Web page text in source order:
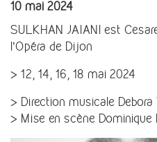
10 mai 2024
SULKHAN JAIANI est
l’Opéra de Dijon
> 12, 14, 16, 18 mai 2024
> Direction musicale
> Mise en scène Dominique